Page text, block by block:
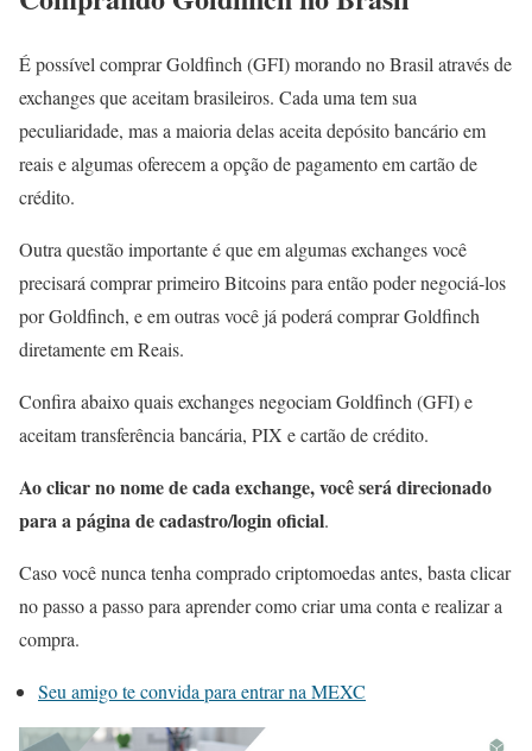
É possível comprar Goldfinch (GFI) morando no Brasil através de
exchanges que aceitam brasileiros. Cada uma tem sua
peculiaridade, mas a maioria delas aceita depósito bancário em
reais e algumas oferecem a opção de pagamento em cartão de
crédito.
Outra questão importante é que em algumas exchanges você
precisará comprar primeiro Bitcoins para então poder negociá-los
por Goldfinch, e em outras você já poderá comprar Goldfinch
diretamente em Reais.
Confira abaixo quais exchanges negociam Goldfinch (GFI) e
aceitam transferência bancária, PIX e cartão de crédito.
Ao clicar no nome de cada exchange, você será direcionado
para a página de cadastro/login oficial.
Caso você nunca tenha comprado criptomoedas antes, basta clicar
no passo a passo para aprender como criar uma conta e realizar a
compra.
Seu amigo te convida para entrar na MEXC